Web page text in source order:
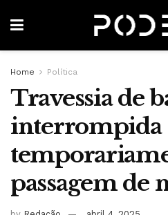
Home Política
Travessia de
interrompida
passagem de